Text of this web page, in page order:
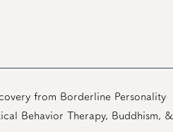
from Borderline Personality
Behavior Therapy, Buddhism, &